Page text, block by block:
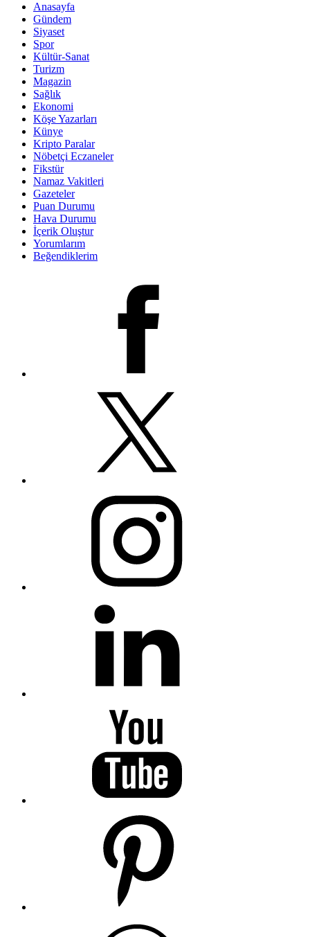
Anasayfa
Gündem
Siyaset
Spor
Kültür-Sanat
Turizm
Magazin
Sağlık
Ekonomi
Köşe Yazarları
Künye
Kripto Paralar
Nöbetçi Eczaneler
Fikstür
Namaz Vakitleri
Gazeteler
Puan Durumu
Hava Durumu
İçerik Oluştur
Yorumlarım
Beğendiklerim